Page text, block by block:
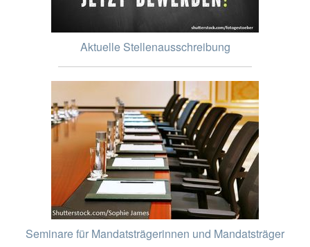
Aktuelle Stellenausschreibung
Seminare für Mandatsträgerinnen und Mandatsträger